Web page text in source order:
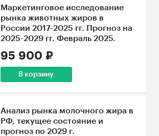
Маркетинговое исследование
рынка животных жиров в
России 2017-2025 гг. Прогноз на
2025-2029 гг. Февраль 2025.
95 900 ₽
В корзину
Анализ рынка молочного жира в
РФ, текущее состояние и
прогноз по 2029 г.